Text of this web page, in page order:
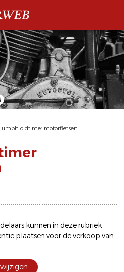
oldtimer motorfietsen
kunnen in deze rubriek
plaatsen voor deverkoop van